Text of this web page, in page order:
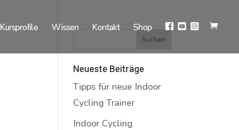
Kursprofile Wissen Kontakt Shop
Neueste Beiträge
Tipps für neue Indoor
Cycling Trainer
Indoor Cycling